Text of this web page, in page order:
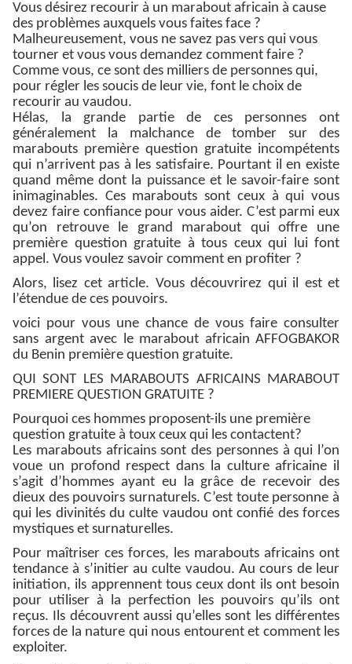
Vous désirez recourir à un marabout africain à cause
des problèmes auxquels vous faites face ?
Malheureusement, vous ne savez pas vers qui vous
tourner et vous vous demandez comment faire ?
Comme vous, ce sont des milliers de personnes qui,
pour régler les soucis de leur vie, font le choix de
recourir au vaudou.
Hélas, la grande partie de ces personnes ont
généralement la malchance de tomber sur des
marabouts première question gratuite incompétents
qui n’arrivent pas à les satisfaire. Pourtant il en existe
quand même dont la puissance et le savoir-faire sont
inimaginables. Ces marabouts sont ceux à qui vous
devez faire confiance pour vous aider. C’est parmi eux
qu’on retrouve le grand marabout qui offre une
première question gratuite à tous ceux qui lui font
appel. Vous voulez savoir comment en profiter ?
Alors, lisez cet article. Vous découvrirez qui il est et
l’étendue de ces pouvoirs.
voici pour vous une chance de vous faire consulter
sans argent avec le marabout africain AFFOGBAKOR
du Benin première question gratuite.
QUI SONT LES MARABOUTS AFRICAINS MARABOUT
PREMIERE QUESTION GRATUITE ?
Pourquoi ces hommes proposent-ils une première
question gratuite à toux ceux qui les contactent?
Les marabouts africains sont des personnes à qui l’on
voue un profond respect dans la culture africaine il
s’agit d’hommes ayant eu la grâce de recevoir des
dieux des pouvoirs surnaturels. C’est toute personne à
qui les divinités du culte vaudou ont confié des forces
mystiques et surnaturelles.
Pour maîtriser ces forces, les marabouts africains ont
tendance à s’initier au culte vaudou. Au cours de leur
initiation, ils apprennent tous ceux dont ils ont besoin
pour utiliser à la perfection les pouvoirs qu’ils ont
reçus. Ils découvrent aussi qu’elles sont les différentes
forces de la nature qui nous entourent et comment les
exploiter.